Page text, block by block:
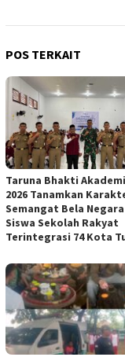
POS TERKAIT
Taruna Bhakti
2026 Tanamkan
Semangat Bela
Siswa Sekolah Rakyat
Terintegrasi 74 Kota